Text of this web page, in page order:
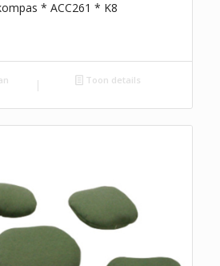
* ACC261 * K8
Toon details